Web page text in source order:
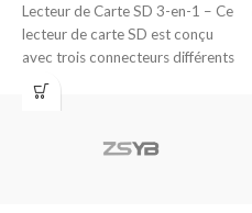
Lecteur de Carte SD 3-en-1 – Ce
lecteur de carte SD est conçu
avec trois connecteurs différents